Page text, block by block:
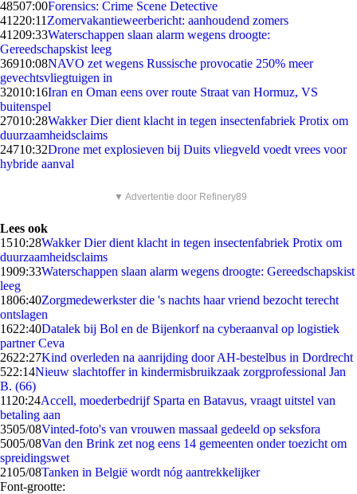
48507:00Forensics: Crime Scene Detective
41220:11 Zomervakantieweerbericht: aanhoudend zomers
41209:33Waterschappen slaan alarm wegens droogte:
Gereedschapskist leeg
36910:08NAVO zet wegens Russische provocatie 250% meer
gevechtsvliegtuigen in
32010:16Iran en Oman eens over route Straat van Hormuz, VS
buitenspel
27010:28Wakker Dier dient klacht in tegen insectenfabriek Protix om
duurzaamheidsclaims
24710:32Drone met explosieven bij Duits vliegveld voedt vrees voor
hybride aanval
▼ Advertentie door Refinery89
Lees ook
1510:28Wakker Dier dient klacht in tegen insectenfabriek Protix om
duurzaamheidsclaims
1909:33Waterschappen slaan alarm wegens droogte: Gereedschapskist
leeg
1806:40Zorgmedewerkster die 's nachts haar vriend bezocht terecht
ontslagen
1622:40Datalek bij Bol en de Bijenkorf na cyberaanval op logistiek
partner Ceva
2622:27Kind overleden na aanrijding door AH-bestelbus in Dordrecht
522:14Nieuw slachtoffer in kindermisbruikzaak zorgprofessional Jan
B. (66)
11 20:24Accell, moederbedrijf Sparta en Batavus, vraagt uitstel van
betaling aan
3505/08Vinted-foto's van vrouwen massaal gedeeld op seksfora
5005/08Van den Brink zet nog eens 14 gemeenten onder toezicht om
spreidingswet
2105/08Tanken in België wordt nóg aantrekkelijker
Font-grootte: